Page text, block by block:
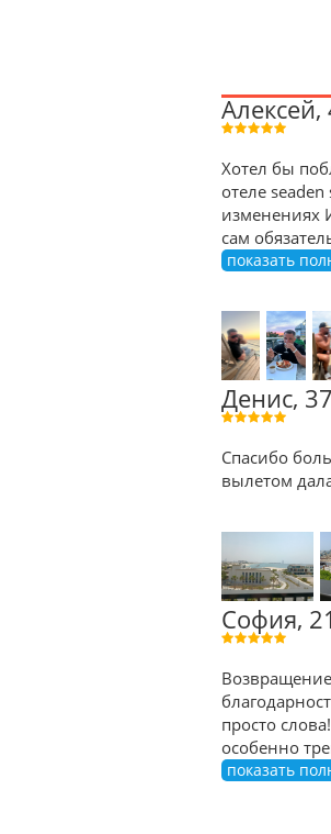
Алексей,
Хотел бы
отеле
изменениях
сам
показать
Денис,
Спасибо
вылетом
София,
просто
особенно
показать